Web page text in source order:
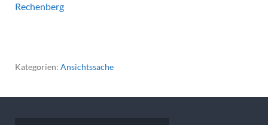
Rechenberg
Kategorien: Ansichtssache